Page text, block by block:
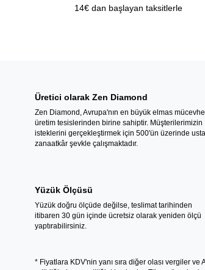
14€ dan başlayan taksitlerle
Üretici olarak Zen Diamond
Zen Diamond, Avrupa'nın en büyük elmas
üretim tesislerinden birine sahiptir. Müşterilerimizin
isteklerini gerçekleştirmek için 500'ün üzerinde usta
zanaatkâr şevkle çalışmaktadır.
Yüzük Ölçüsü
Yüzük doğru ölçüde değilse, teslimat tarihinden
itibaren 30 gün içinde ücretsiz olarak yeniden ölçü
yaptırabilirsiniz.
* Fiyatlara KDV'nin yanı sıra diğer olası vergiler